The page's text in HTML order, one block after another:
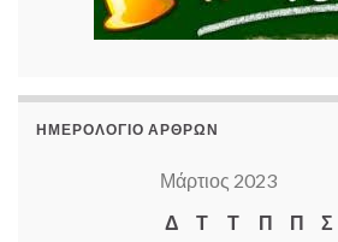
ΗΜΕΡΟΛΌΓΙΟ ΆΡΘΡΩΝ
Μάρτιος 2023
Δ
Τ Τ Π Π Σ